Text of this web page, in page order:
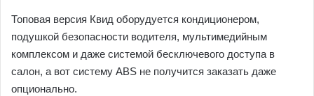
Топовая версия Квид оборудуется кондиционером,
подушкой безопасности водителя, мультимедийным
комплексом и даже системой бесключевого доступа в
салон, а вот систему ABS не получится заказать даже
опционально.